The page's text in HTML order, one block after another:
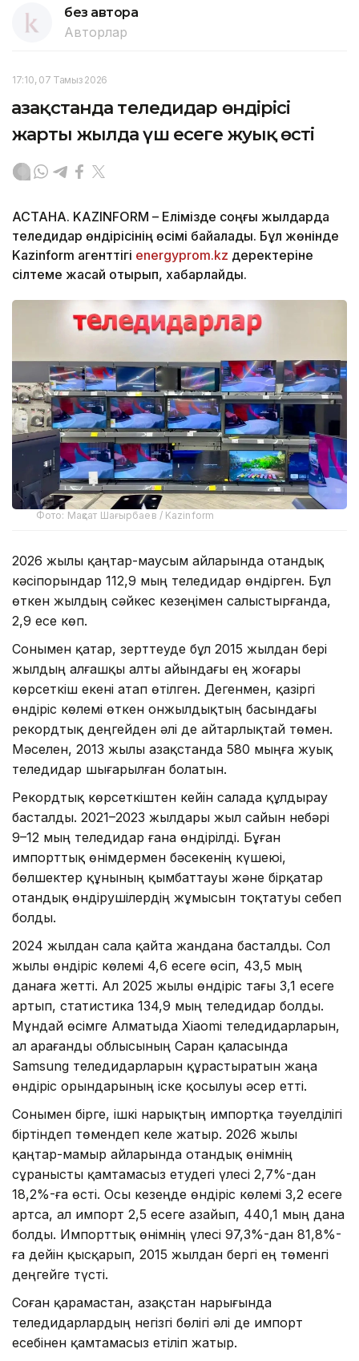
без автора
Авторлар
17:10, 07 Тамыз 2026
Қазақстанда теледидар өндірісі
жарты жылда үш есеге жуық өсті
АСТАНА. KAZINFORM – Елімізде соңғы жылдарда
теледидар өндірісінің өсімі байқалады. Бұл жөнінде
Kazinform агенттігі energyprom.kz деректеріне
сілтеме жасай отырып, хабарлайды.
Фото: Мақсат Шағырбаев / Kazinform
2026 жылы қаңтар-маусым айларында отандық
кәсіпорындар 112,9 мың теледидар өндірген. Бұл
өткен жылдың сәйкес кезеңімен салыстырғанда,
2,9 есе көп.
Сонымен қатар, зерттеуде бұл 2015 жылдан бері
жылдың алғашқы алты айындағы ең жоғары
көрсеткіш екені атап өтілген. Дегенмен, қазіргі
өндіріс көлемі өткен онжылдықтың басындағы
рекордтық деңгейден әлі де айтарлықтай төмен.
Мәселен, 2013 жылы Қазақстанда 580 мыңға жуық
теледидар шығарылған болатын.
Рекордтық көрсеткіштен кейін салада құлдырау
басталды. 2021–2023 жылдары жыл сайын небәрі
9–12 мың теледидар ғана өндірілді. Бұған
импорттық өнімдермен бәсекенің күшеюі,
бөлшектер құнының қымбаттауы және бірқатар
отандық өндірушілердің жұмысын тоқтатуы себеп
болды.
2024 жылдан сала қайта жандана басталды. Сол
жылы өндіріс көлемі 4,6 есеге өсіп, 43,5 мың
данаға жетті. Ал 2025 жылы өндіріс тағы 3,1 есеге
артып, статистика 134,9 мың теледидар болды.
Мұндай өсімге Алматыда Xiaomi теледидарларын,
ал Қарағанды облысының Саран қаласында
Samsung теледидарларын құрастыратын жаңа
өндіріс орындарының іске қосылуы әсер етті.
Сонымен бірге, ішкі нарықтың импортқа тәуелділігі
біртіндеп төмендеп келе жатыр. 2026 жылы
қаңтар-мамыр айларында отандық өнімнің
сұранысты қамтамасыз етудегі үлесі 2,7%-дан
18,2%-ға өсті. Осы кезеңде өндіріс көлемі 3,2 есеге
артса, ал импорт 2,5 есеге азайып, 440,1 мың дана
болды. Импорттық өнімнің үлесі 97,3%-дан 81,8%-
ға дейін қысқарып, 2015 жылдан бергі ең төменгі
деңгейге түсті.
Соған қарамастан, Қазақстан нарығында
теледидарлардың негізгі бөлігі әлі де импорт
есебінен қамтамасыз етіліп жатыр.